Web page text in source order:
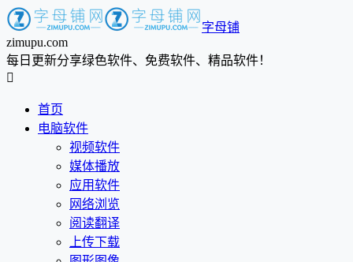
字母铺
zimupu.com
每日更新分享绿色软件、免费软件、精品软件！

首页
电脑软件
视频软件
媒体播放
应用软件
网络浏览
阅读翻译
上传下载